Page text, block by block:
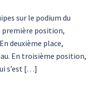
sur le podium du
première position,
deuxième place,
En troisième position,
s’est […]